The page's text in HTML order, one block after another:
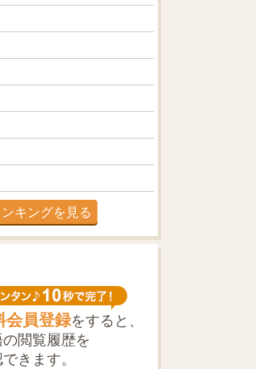
キングを見る
会員登録をすると、
閲覧履歴を
きます。